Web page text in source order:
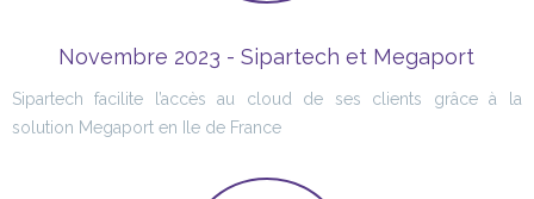
Novembre 2023 - Sipartech et Megaport
Sipartech facilite l’accès au cloud de ses clients grâce à la
solution Megaport en Ile de France